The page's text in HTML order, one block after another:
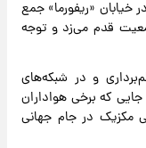
خیابان «ریفورما» جمع
قدم می‌زد و توجه
و در شبکه‌های
که برخی هواداران
مکزیک در جام جهانی